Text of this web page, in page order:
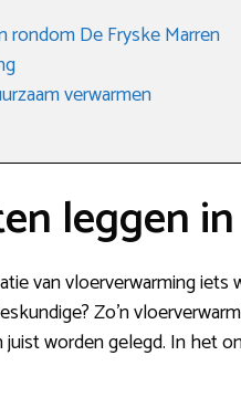
rondom De Fryske Marren
verwarmen
leggen
van vloerverwarming
Zo’n
worden gelegd. In het